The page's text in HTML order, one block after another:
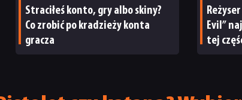
Straciłeś konto, gry albo skiny?
Co zrobić po kradzieży konta
gracza
Evil”
tej